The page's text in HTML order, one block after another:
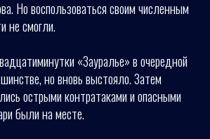
Но воспользоваться своим численным
не смогли.
«Зауралье» в очередной
но вновь выстояло. Затем
острыми контратаками и опасными
были на месте.